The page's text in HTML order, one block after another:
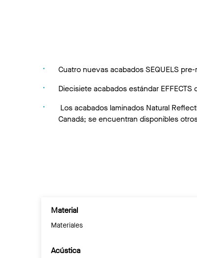
Cuatro nuevas acabados SEQUELS
Diecisiete acabados estándar
Los acabados laminados Natural
Canadá; se encuentran disponibles
Material
Materiales
Acústica